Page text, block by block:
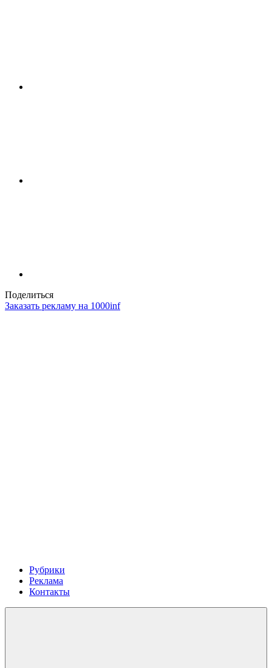
Поделиться
Заказать рекламу на 1000inf
Рубрики
Реклама
Контакты